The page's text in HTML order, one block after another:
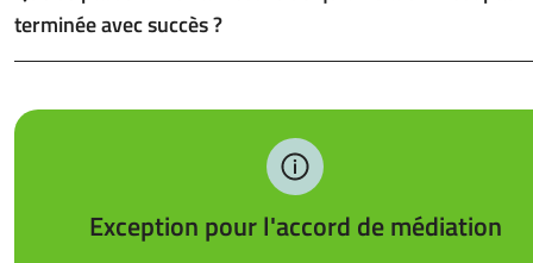
terminée avec succès ?
Exception pour l'accord de médiation